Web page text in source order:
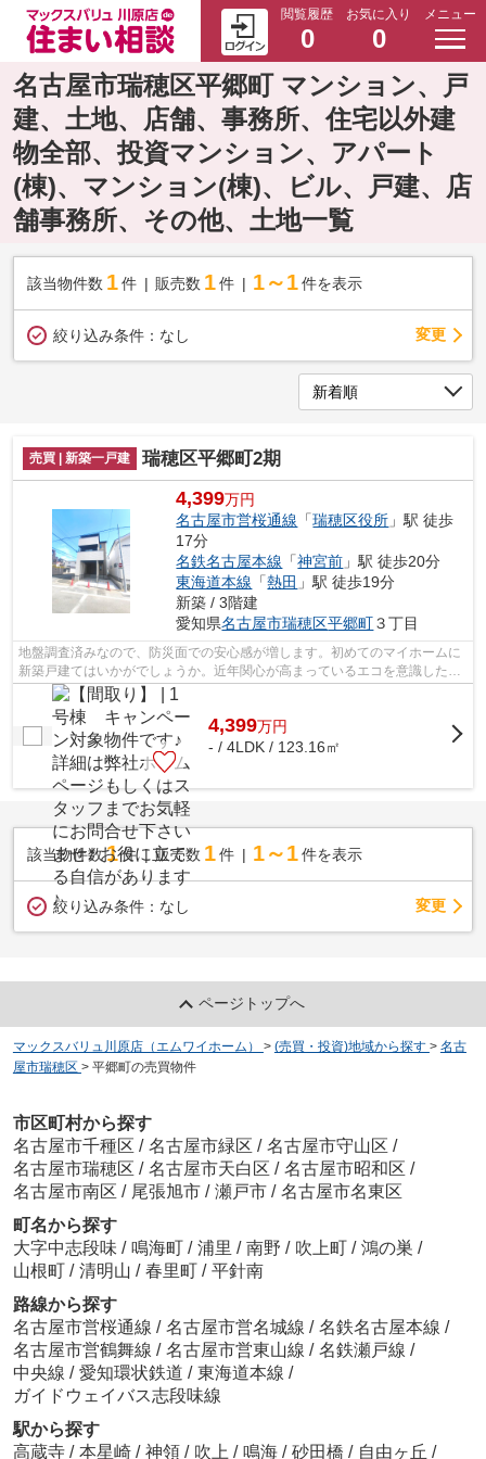
閲覧履歴
0
お気に入り
0
メニュー
名古屋市瑞穂区平郷町 マンション、戸
建、土地、店舗、事務所、住宅以外建
物全部、投資マンション、アパート
(棟)、マンション(棟)、ビル、戸建、店
舗事務所、その他、土地一覧
該当物件数 1件 販売数 1 件 1～1 件を表示
絞り込み条件： なし 変更
売買 | 新築一戸建 瑞穂区平郷町2期
4,399万円
名古屋市営桜通線 「瑞穂区役所 」駅 徒歩
17分
名鉄名古屋本線 「神宮前 」駅 徒歩20分
東海道本線 「熱田 」駅 徒歩19分
新築 / 3階建
愛知県名古屋市瑞穂区平郷町３丁目
地盤調査済みなので、防災面での安心感が増します。初めてのマイホームに
新築戸建てはいかがでしょうか。近年関心が高まっているエコを意識した省
エネ対策がなされています。前面道路6...
4,399万円
- / 4LDK / 123.16㎡
該当物件数1件 販売数 1 件 1～1 件を表示
絞り込み条件： なし 変更
ページトップへ
マックスバリュ川原店（エムワイホーム） > (売買・投資)地域から探す > 名古
屋市瑞穂区 > 平郷町の売買物件
市区町村から探す
名古屋市千種区 / 名古屋市緑区 / 名古屋市守山区 /
名古屋市瑞穂区 / 名古屋市天白区 / 名古屋市昭和区 /
名古屋市南区 / 尾張旭市 / 瀬戸市 / 名古屋市名東区
町名から探す
大字中志段味 / 鳴海町 / 浦里 / 南野 / 吹上町 / 鴻の巣 /
山根町 / 清明山 / 春里町 / 平針南
路線から探す
名古屋市営桜通線 / 名古屋市営名城線 / 名鉄名古屋本線 /
名古屋市営鶴舞線 / 名古屋市営東山線 / 名鉄瀬戸線 /
中央線 / 愛知環状鉄道 / 東海道本線 /
ガイドウェイバス志段味線
駅から探す
高蔵寺 / 本星崎 / 神領 / 吹上 / 鳴海 / 砂田橋 / 自由ヶ丘 /